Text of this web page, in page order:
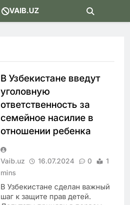
VAIB.UZ
В Узбекистане введут
уголовную
ответственность за
семейное насилие в
отношении ребенка
Vaib.uz 16.07.2024 0
1
mins
В Узбекистане сделан важный
шаг к защите прав детей.